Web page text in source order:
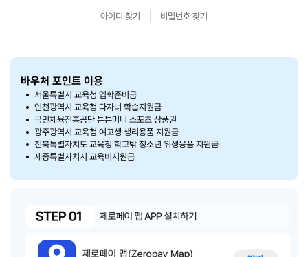
아이디 찾기 비밀번호 찾기
바우처 포인트 이용
서울특별시 교육청 입학준비금
인천광역시 교육청 다자녀 학습지원금
국민체육진흥공단 튼튼머니 스포츠 상품권
광주광역시 교육청 여고생 생리용품 지원금
전북특별자치도 교육청 학교밖 청소년 위생용품 지원금
세종특별자치시 교육비지원금